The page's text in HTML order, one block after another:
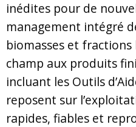
inédites pour de
management intégré
biomasses et
champ aux produits
incluant les Outils
reposent sur
rapides, fiables et